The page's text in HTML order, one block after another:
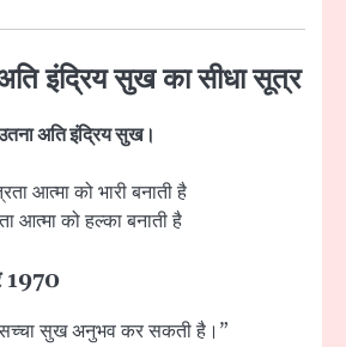
इंद्रिय सुख का सीधा सूत्र
अति इंद्रिय सुख।
आत्मा को भारी बनाती है
आत्मा को हल्का बनाती है
1970
सच्चा सुख अनुभव कर सकती है।”